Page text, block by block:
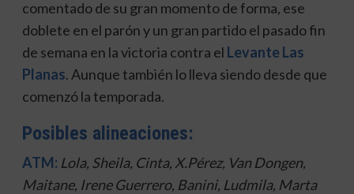
comentado de su gran momento de forma, ese
doblete en el parón y un gran partido el pasado fin
de semana en la victoria contra el Levante Las
Planas. Aunque también lo lleva siendo desde que
comenzó la temporada.
Posibles alineaciones:
ATM: Lola, Sheila, Cinta, X.Pérez, Van Dongen,
Maitane, Irene Guerrero, Banini, Ludmila, Marta